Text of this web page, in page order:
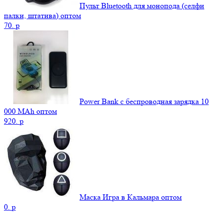
Пульт Bluetooth для монопода (селфи
палки, штатива) оптом
70. p
Power Bank c беспроводная зарядка 10
000 MAh оптом
920. p
Маска Игра в Кальмара оптом
0. p